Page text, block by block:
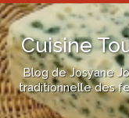
Cuisine
Blog de Josyane
traditionnelle des